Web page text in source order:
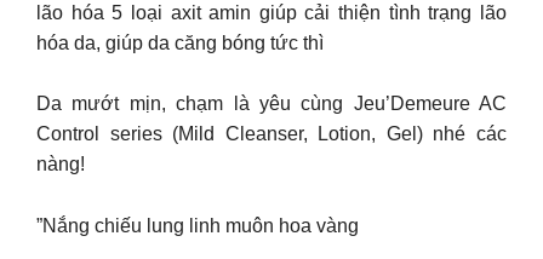
lão hóa 5 loại axit amin giúp cải thiện tình trạng lão
hóa da, giúp da căng bóng tức thì
Da mướt mịn, chạm là yêu cùng Jeu’Demeure AC
Control series (Mild Cleanser, Lotion, Gel) nhé các
nàng!
”Nắng chiếu lung linh muôn hoa vàng